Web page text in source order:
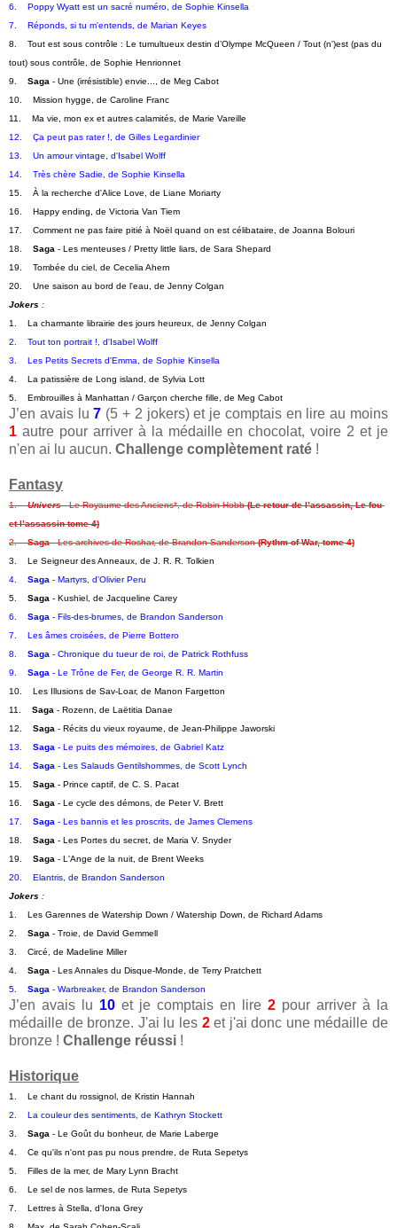
6.    Poppy Wyatt est un sacré numéro, de Sophie Kinsella
7.    Réponds, si tu m'entends, de Marian Keyes
8.    Tout est sous contrôle : Le tumultueux destin d’Olympe McQueen / Tout (n')est (pas du
tout) sous contrôle, de Sophie Henrionnet
9. Saga - Une (irrésistible) envie..., de Meg Cabot
10.    Mission hygge, de Caroline Franc
11.    Ma vie, mon ex et autres calamités, de Marie Vareille
12.    Ça peut pas rater !, de Gilles Legardinier
13.    Un amour vintage, d'Isabel Wolff
14.    Très chère Sadie, de Sophie Kinsella
15.    À la recherche d'Alice Love, de Liane Moriarty
16.    Happy ending, de Victoria Van Tiem
17.    Comment ne pas faire pitié à Noël quand on est célibataire, de Joanna Bolouri
18. Saga - Les menteuses / Pretty little liars, de Sara Shepard
19.    Tombée du ciel, de Cecelia Ahern
20.    Une saison au bord de l'eau, de Jenny Colgan
Jokers :
1.    La charmante librairie des jours heureux, de Jenny Colgan
2.    Tout ton portrait !, d'Isabel Wolff
3.    Les Petits Secrets d'Emma, de Sophie Kinsella
4.    La patissière de Long island, de Sylvia Lott
5.    Embrouilles à Manhattan / Garçon cherche fille, de Meg Cabot
J’en avais lu7 (5 + 2 jokers) et je comptais en lire au moins
1 autre pour arriver à la médaille en chocolat, voire 2 et je
n'en ai lu aucun. Challenge complètement raté !
Fantasy
1. Univers - Le Royaume des Anciens*, de Robin Hobb (Le retour de l’assassin, Le fou
et l’assassin tome 4)
2. Saga - Les archives de Roshar, de Brandon Sanderson (Rythm of War, tome 4)
3.    Le Seigneur des Anneaux, de J. R. R. Tolkien
4. Saga - Martyrs, d'Olivier Peru
5. Saga - Kushiel, de Jacqueline Carey
6. Saga - Fils-des-brumes, de Brandon Sanderson
7.    Les âmes croisées, de Pierre Bottero
8. Saga - Chronique du tueur de roi, de Patrick Rothfuss
9. Saga - Le Trône de Fer, de George R. R. Martin
10.    Les Illusions de Sav-Loar, de Manon Fargetton
11. Saga - Rozenn, de Laëtitia Danae
12. Saga - Récits du vieux royaume, de Jean-Philippe Jaworski
13. Saga - Le puits des mémoires, de Gabriel Katz
14. Saga - Les Salauds Gentilshommes, de Scott Lynch
15. Saga - Prince captif, de C. S. Pacat
16. Saga - Le cycle des démons, de Peter V. Brett
17. Saga - Les bannis et les proscrits, de James Clemens
18. Saga - Les Portes du secret, de Maria V. Snyder
19. Saga - L'Ange de la nuit, de Brent Weeks
20.    Elantris, de Brandon Sanderson
Jokers :
1.    Les Garennes de Watership Down / Watership Down, de Richard Adams
2. Saga - Troie, de David Gemmell
3.    Circé, de Madeline Miller
4. Saga - Les Annales du Disque-Monde, de Terry Pratchett
5. Saga - Warbreaker, de Brandon Sanderson
J’en avais lu 10 et je comptais en lire 2 pour arriver à la
médaille de bronze. J'ai lu les 2et j'ai donc une médaille de
bronze ! Challenge réussi !
Historique
1.    Le chant du rossignol, de Kristin Hannah
2.    La couleur des sentiments, de Kathryn Stockett
3. Saga - Le Goût du bonheur, de Marie Laberge
4.    Ce qu'ils n'ont pas pu nous prendre, de Ruta Sepetys
5.    Filles de la mer, de Mary Lynn Bracht
6.    Le sel de nos larmes, de Ruta Sepetys
7.    Lettres à Stella, d'Iona Grey